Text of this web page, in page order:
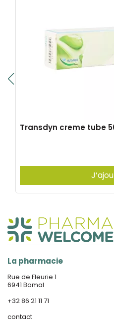
Transdyn creme tube
La pharmacie
Rue de Fleurie 1
6941 Bomal
+32 86 21 11 71
contact